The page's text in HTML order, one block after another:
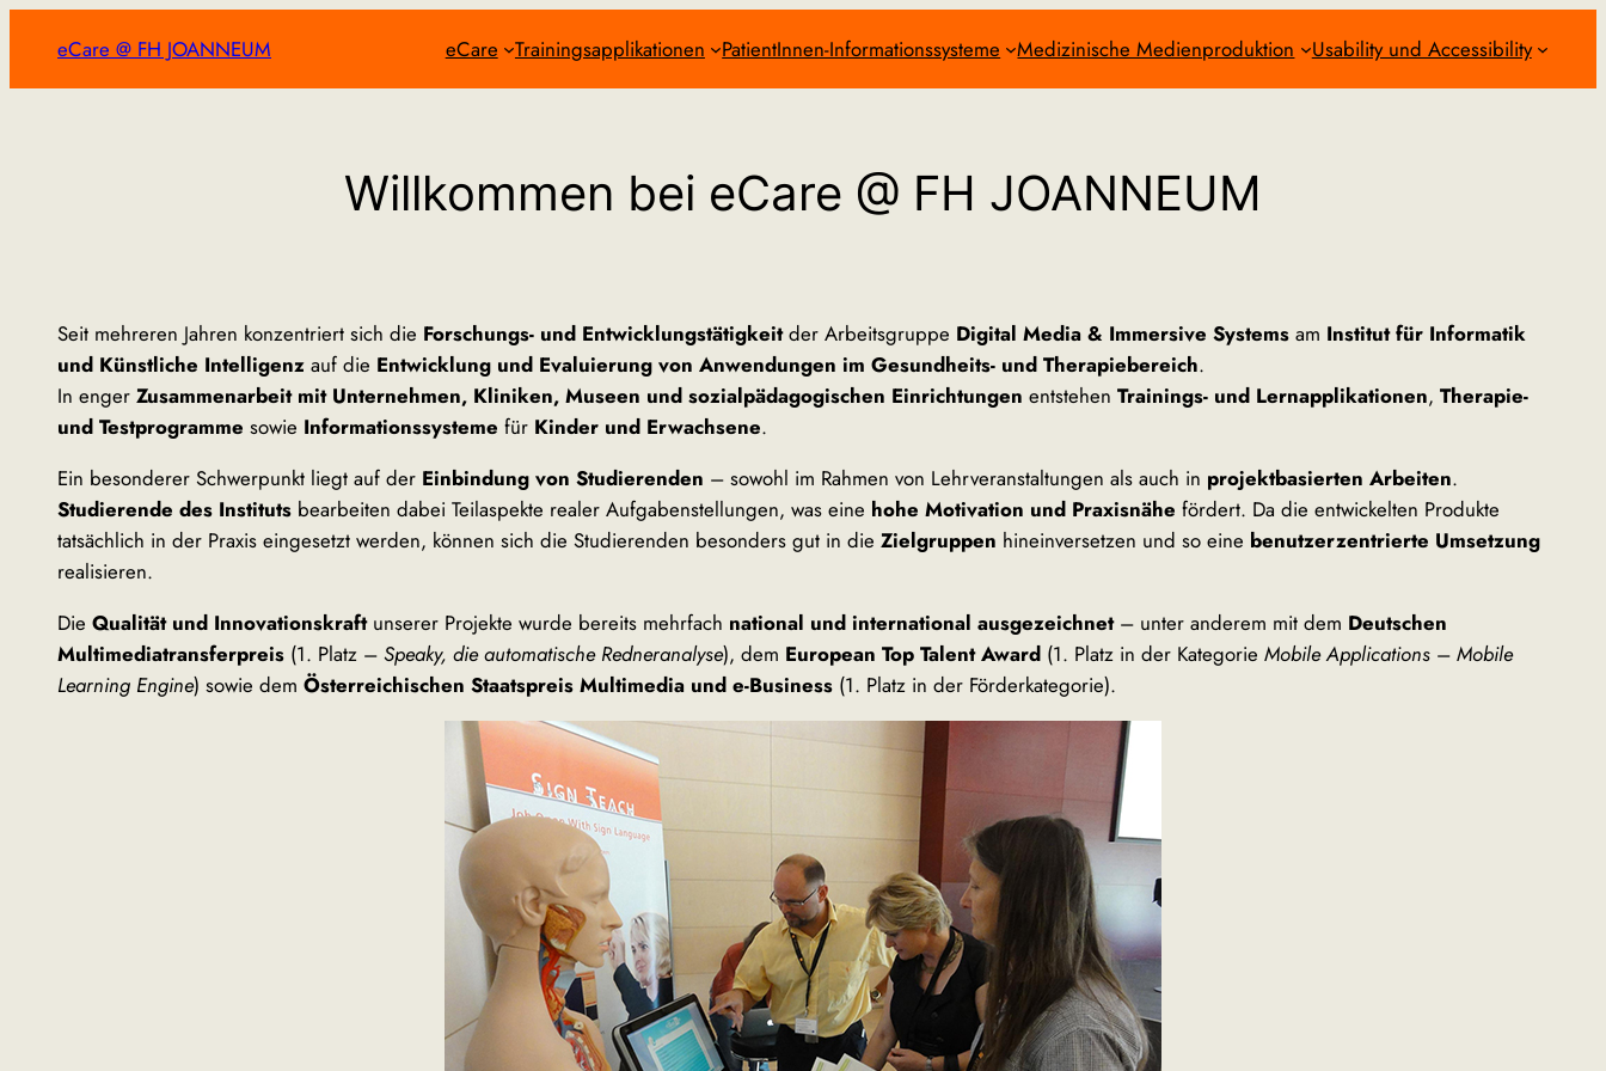
springen
eCare @ FH JOANNEUM eCare Trainingsapplikationen PatientInnen-Informationssysteme Medizinische Medienproduktion Usability und Accessibility
Willkommen bei eCare @ FH JOANNEUM
Seit mehreren Jahren konzentriert sich die Forschungs- und Entwicklungstätigkeitder Arbeitsgruppe Digital Media & Immersive Systems am Institut für Informatik
und Künstliche Intelligenz auf die Entwicklung und Evaluierung von Anwendungen im Gesundheits- und Therapiebereich.
In enger Zusammenarbeit mit Unternehmen, Kliniken, Museen und sozialpädagogischen Einrichtungen entstehen Trainings- und Lernapplikationen, Therapie-
und Testprogramme sowie Informationssysteme für Kinder und Erwachsene.
Ein besonderer Schwerpunkt liegt auf der Einbindung von Studierenden – sowohl im Rahmen von Lehrveranstaltungen als auch in projektbasierten Arbeiten.
Studierende des Instituts bearbeiten dabei Teilaspekte realer Aufgabenstellungen, was eine hohe Motivation und Praxisnähe fördert. Da die entwickelten Produkte
tatsächlich in der Praxis eingesetzt werden, können sich die Studierenden besonders gut in die Zielgruppen hineinversetzen und so eine benutzerzentrierte Umsetzung
realisieren.
Die Qualität und Innovationskraftunserer Projekte wurde bereits mehrfach national und international ausgezeichnet– unter anderem mit dem Deutschen
Multimediatransferpreis (1. Platz – Speaky, die automatische Redneranalyse), dem European Top Talent Award (1. Platz in der Kategorie Mobile Applications – Mobile
Learning Engine) sowie dem Österreichischen Staatspreis Multimedia und e-Business (1. Platz in der Förderkategorie).